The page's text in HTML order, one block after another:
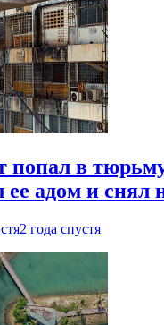
попал в
ее адом и снял
2 года спустя